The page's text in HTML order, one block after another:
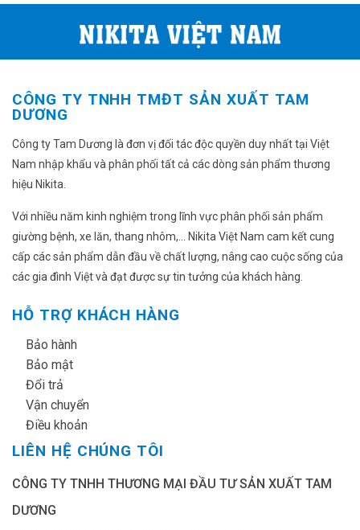
CÔNG TY TNHH TMĐT SẢN XUẤT TAM
DƯƠNG
Công ty Tam Dương là đơn vị đối tác độc quyền duy nhất tại Việt
Nam nhập khẩu và phân phối tất cả các dòng sản phẩm thương
hiệu Nikita.
Với nhiều năm kinh nghiệm trong lĩnh vực phân phối sản phẩm
giường bệnh, xe lăn, thang nhôm,... Nikita Việt Nam cam kết cung
cấp các sản phẩm dẫn đầu về chất lượng, nâng cao cuộc sống của
các gia đình Việt và đạt được sự tin tưởng của khách hàng.
HỖ TRỢ KHÁCH HÀNG
Bảo hành
Bảo mật
Đổi trả
Vận chuyển
Điều khoản
LIÊN HỆ CHÚNG TÔI
CÔNG TY TNHH THƯƠNG MẠI ĐẦU TƯ SẢN XUẤT TAM
DƯƠNG